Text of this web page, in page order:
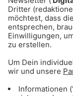
ANZEIGE –
Gutes